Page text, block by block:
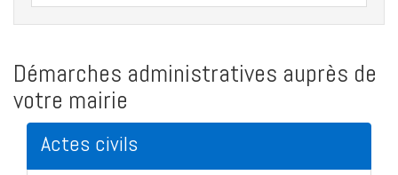
Démarches administratives auprès de
votre mairie
Actes civils